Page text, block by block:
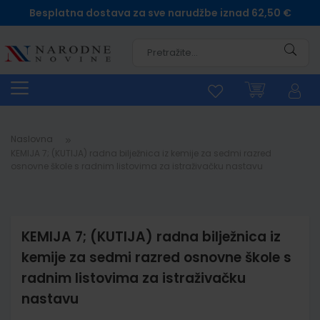
Besplatna dostava za sve narudžbe iznad 62,50 €
Naslovna
KEMIJA 7; (KUTIJA) radna bilježnica iz
kemije za sedmi razred osnovne škole s
radnim listovima za istraživačku
nastavu